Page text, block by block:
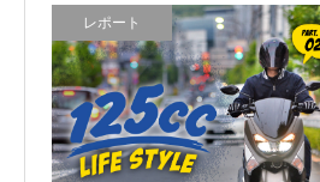
レポート